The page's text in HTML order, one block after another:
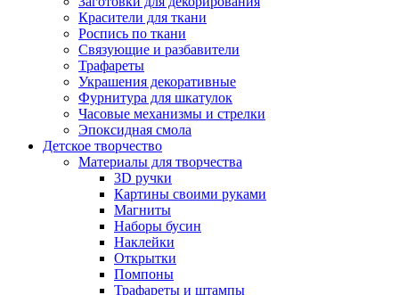
Красители для ткани
Роспись по ткани
Связующие и разбавители
Трафареты
Украшения декоративные
Фурнитура для шкатулок
Часовые механизмы и стрелки
Эпоксидная смола
Детское творчество
Материалы для творчества
3D ручки
Картины своими руками
Магниты
Наборы бусин
Наклейки
Открытки
Помпоны
Трафареты и штампы